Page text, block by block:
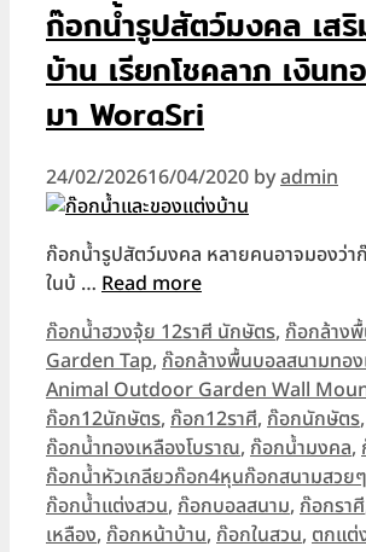
ก๊อกน้ำรูปสัตว์มงคล เส
บ้าน เรียกโชคลาภ เงินท
มา WoraSri
24/02/202616/04/2020 byadmin
ก๊อกน้ำรูปสัตว์มงคล หลายคนอาจมองว่า
ในบ้ … Read more
Categories
ก๊อกน้ำฮวงจุ้ย 12ราศี นักษัตร, ก๊อกล้าง
Garden Tap, ก๊อกล้างพื้นบอลสนามทอ
Animal Outdoor Garden Wall
Tags
ก๊อก12นักษัตร, ก๊อก12ราศี, ก๊อกนักษัตร,
ก๊อกน้ำทองเหลืองโบราณ, ก๊อกน้ำมงคล,
ก๊อกน้ำหัวเกลียวก๊อก4หุนก๊อกสนามสวยๆ
ก๊อกน้ำแต่งสวน, ก๊อกบอลสนาม, ก๊อกราศี
เหลือง, ก๊อกหน้าบ้าน, ก๊อกในสวน, ตกแต่